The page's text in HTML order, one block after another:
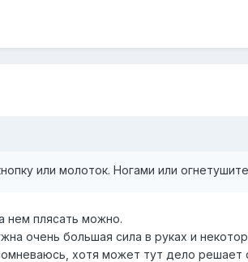
или молоток. Ногами или
нем плясать можно.
очень большая сила в руках и
хотя может тут дело решает